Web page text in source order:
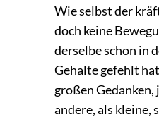
Wie selbst der
doch keine
derselbe schon in
Gehalte gefehlt
großen
andere, als kleine,